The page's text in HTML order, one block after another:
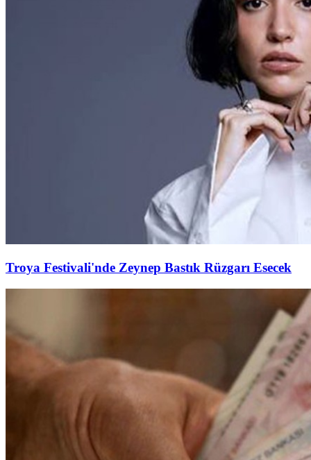
Troya Festivali'nde Zeynep Bastık Rüzgarı Esecek